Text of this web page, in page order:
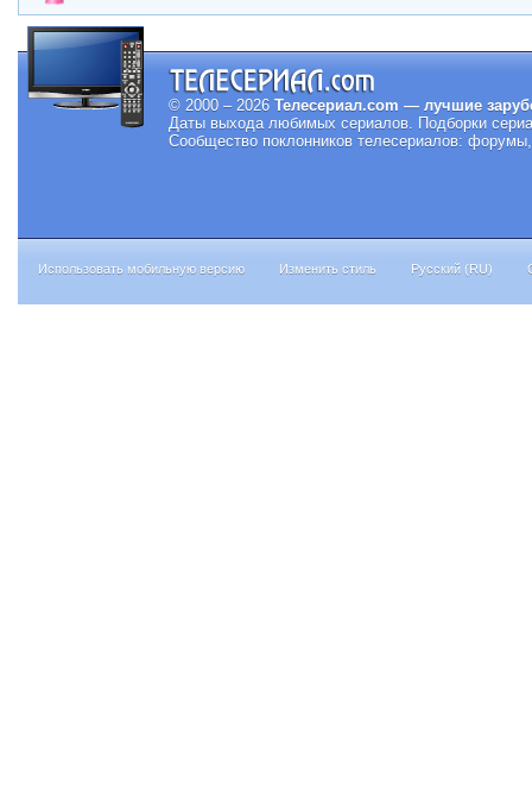
© 2000 – 2026 Телесериал.com — лучшие
Даты выхода любимых сериалов. Подборки
Сообщество поклонников телесериалов:
Использовать мобильную версию Изменить стиль Русский (RU)